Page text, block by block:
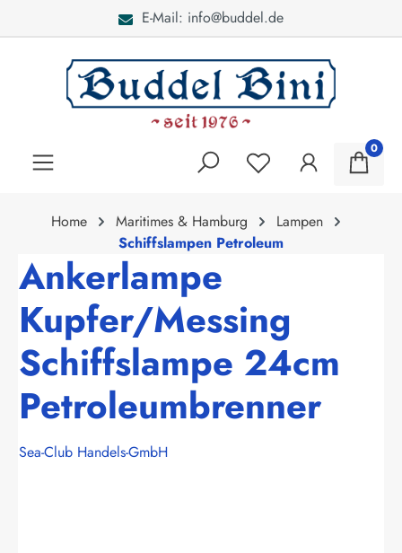
E-Mail: info@buddel.de
0
Home Maritimes & Hamburg
Lampen
Schiffslampen Petroleum
Ankerlampe
Kupfer/Messing
Schiffslampe 24cm
Petroleumbrenner
Sea-Club Handels-GmbH